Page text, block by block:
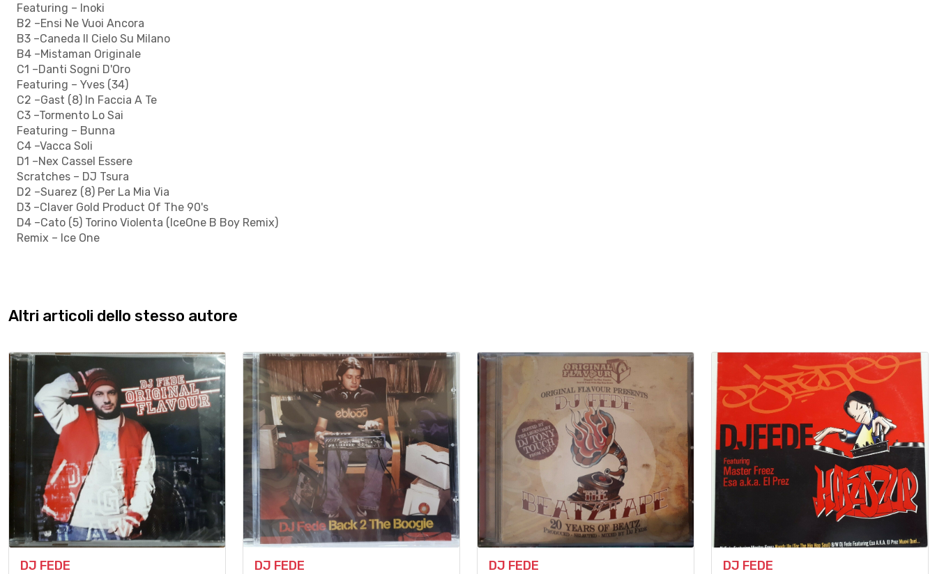
Featuring – Inoki
B2 –Ensi Ne Vuoi Ancora
B3 –Caneda Il Cielo Su Milano
B4 –Mistaman Originale
C1 –Danti Sogni D'Oro
Featuring – Yves (34)
C2 –Gast (8) In Faccia A Te
C3 –Tormento Lo Sai
Featuring – Bunna
C4 –Vacca Soli
D1 –Nex Cassel Essere
Scratches – DJ Tsura
D2 –Suarez (8) Per La Mia Via
D3 –Claver Gold Product Of The 90's
D4 –Cato (5) Torino Violenta (IceOne B Boy Remix)
Remix – Ice One
Altri articoli dello stesso autore
DJ FEDE DJ FEDE DJ FEDE DJ FEDE